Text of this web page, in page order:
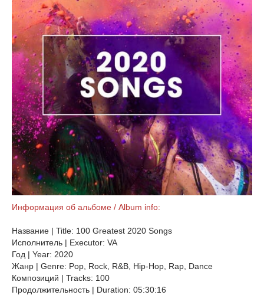
Информация об альбоме / Album info:
Название | Title: 100 Greatest 2020 Songs
Исполнитель | Executor: VA
Год | Year: 2020
Жанр | Genre: Pop, Rock, R&B, Hip-Hop, Rap, Dance
Композиций | Tracks: 100
Продолжительность | Duration: 05:30:16